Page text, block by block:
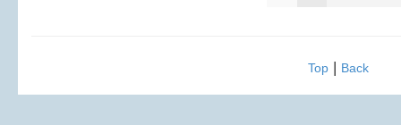
Top| Back